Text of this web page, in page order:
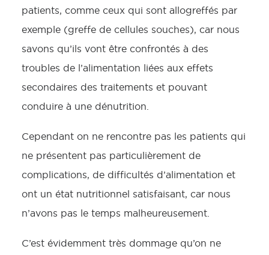
patients, comme ceux qui sont allogreffés par
exemple (greffe de cellules souches), car nous
savons qu’ils vont être confrontés à des
troubles de l’alimentation liées aux effets
secondaires des traitements et pouvant
conduire à une dénutrition.
Cependant on ne rencontre pas les patients qui
ne présentent pas particulièrement de
complications, de difficultés d’alimentation et
ont un état nutritionnel satisfaisant, car nous
n’avons pas le temps malheureusement.
C’est évidemment très dommage qu’on ne